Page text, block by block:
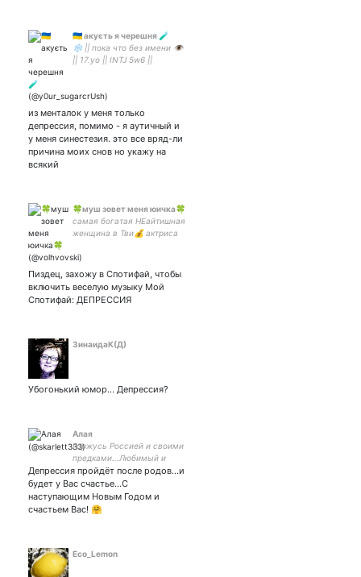
🇺🇦 акуєть я черешня 🧪
❄ || пока что без имени 👁
|| 17.yo || INTJ 5w6 ||
прошипперам || my beloved
из менталок у меня только
депрессия, помимо - я аутичный и
у меня синестезия. это все вряд-ли
причина моих снов но укажу на
всякий
🍀муш зовет меня юичка🍀
самая богатая НЕайтишная
женщина в Тви💰 актриса
капибарыня своего
капибарина 🐱 амбассадор
амбивертов и всех людей
💜 ТГ-канал о Мексике ⬇️
Пиздец, захожу в Спотифай, чтобы
включить веселую музыку Мой
Спотифай: ДЕПРЕССИЯ
ЗинаидаК(Д)
Убогонький юмор... Депрессия?
Алая
Горжусь Россией и своими
предками...Любимый и
родной город-Санкт-
Петербург...почти святая...
здесь о разном...
Депрессия пройдёт после родов…и
будет у Вас счастье…С
наступающим Новым Годом и
счастьем Вас! 🤗
Eco_Lemon